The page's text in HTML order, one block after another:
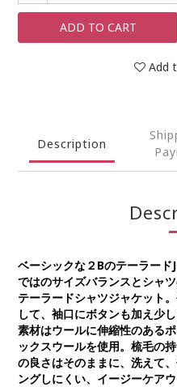
ADD TO CART
Add
Description
ベーシックな２Bのテーラード
ではのサイズバランスとシャ
テーラードシャツジャケット
して、袖口にボタンも加え少
素材はウールに伸縮性のある
ックスウールを使用。梳毛の
の良さはそのままに、洗えて
ングしにくい、イージーケアウ